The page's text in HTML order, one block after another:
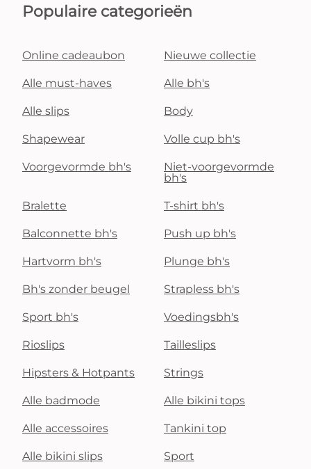
Populaire categorieën
Online cadeaubon Nieuwe collectie
Alle must-haves Alle bh's
Alle slips Body
Shapewear Volle cup bh's
Voorgevormde bh's
Niet-voorgevormde
bh's
Bralette T-shirt bh's
Balconnette bh's Push up bh's
Hartvorm bh's Plunge bh's
Bh's zonder beugel Strapless bh's
Sport bh's Voedingsbh's
Rioslips Tailleslips
Hipsters & Hotpants Strings
Alle badmode Alle bikini tops
Alle accessoires Tankini top
Alle bikini slips Sport